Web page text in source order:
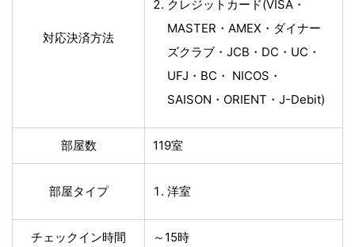
対応決済方法
クレジットカード(VISA・
MASTER・AMEX・ダイナー
ズクラブ・JCB・DC・UC・
UFJ・BC・ NICOS・
SAISON・ORIENT・J-Debit)
部屋数 119室
部屋タイプ 洋室
チェックイン時間 ～15時